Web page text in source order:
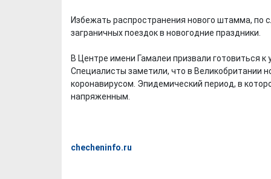
Избежать распространения нового штамма, по
заграничных поездок в новогодние праздники.
В Центре имени Гамалеи призвали готовиться
Специалисты заметили, что в Великобритании
коронавирусом. Эпидемический период, в
напряженным.
checheninfo.ru